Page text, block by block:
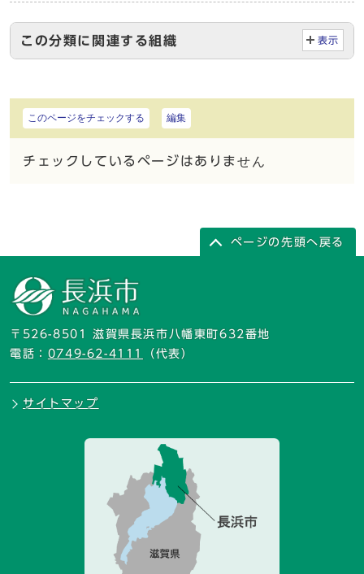
この分類に関連する組織 表示
このページをチェックする 編集
チェックしているページはありません
ページの先頭へ戻る
〒526-8501 滋賀県長浜市八幡東町632番地
電話： 0749-62-4111 （代表）
サイトマップ